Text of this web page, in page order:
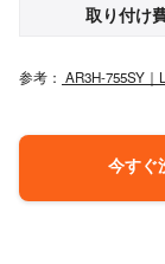
取り付け
参考： AR3H-755SY｜
今すぐ